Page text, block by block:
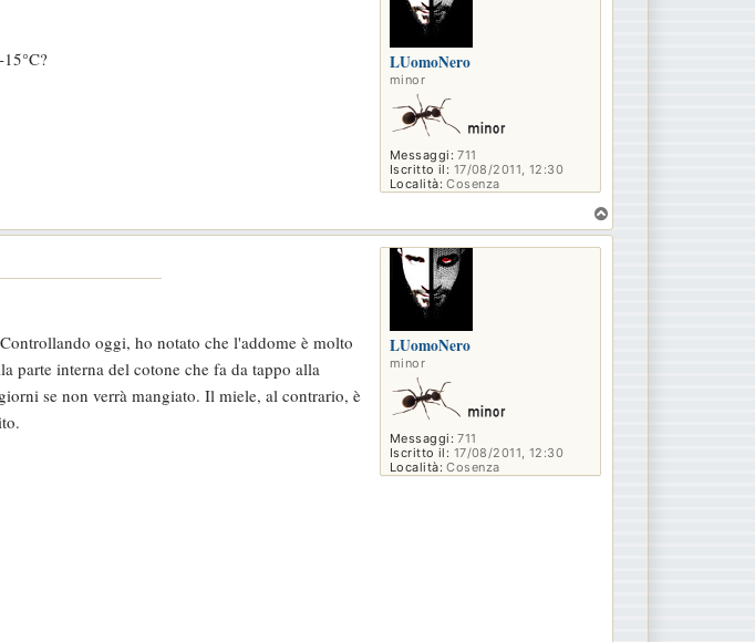
LUomoNero
minor
Messaggi: 711
Iscritto il: 17/08/2011, 12:30
Località: Cosenza
o
LUomoNero
minor
Messaggi: 711
Iscritto il: 17/08/2011, 12:30
Località: Cosenza
oggi, ho notato che l'addome è molto
parte interna del cotone che fa da tappo alla
se non verrà mangiato. Il miele, al contrario, è